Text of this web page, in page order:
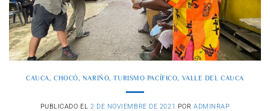
CAUCA, CHOCÓ, NARIÑO,TURISMO PACÍFICO, VALLE DEL CAUCA
PUBLICADO EL 2 DE NOVIEMBRE DE 2021 POR ADMINRAP